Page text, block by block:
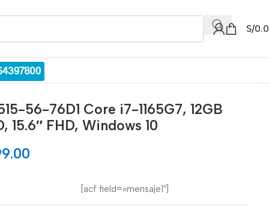
S/
56-76D1 Core i7-1165G7, 12GB
15.6″ FHD, Windows 10
[acf field=»mensaje1″]